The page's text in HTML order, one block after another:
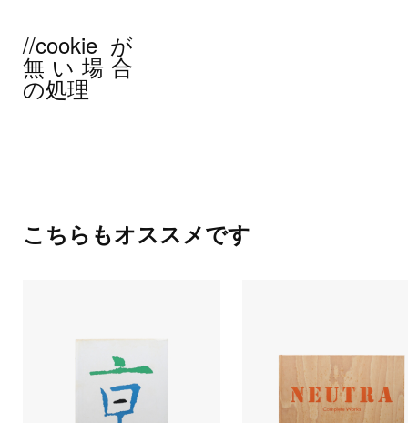
//cookieが
無い場合
の処理
こちらもオススメです